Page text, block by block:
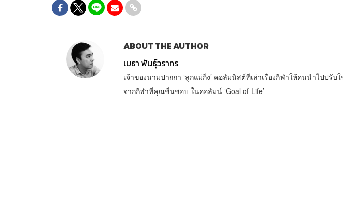
ABOUT THE AUTHOR
เมธา พันธุ์วราทร
เจ้าของนามปากกา ‘ลูกแม่กิ่ง’ คอลัมนิสต์ที่เล่าเรื่องกีฬาให้คนนำไปปรั
จากกีฬาที่คุณชื่นชอบ ในคอลัมน์ ‘Goal of Life’